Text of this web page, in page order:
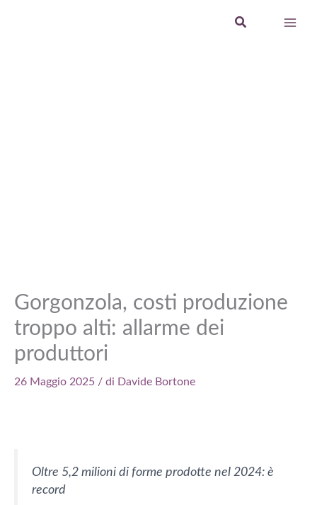
Cerca
Gorgonzola, costi produzione
troppo alti: allarme dei
produttori
26 Maggio 2025 / di Davide Bortone
Oltre 5,2 milioni di forme prodotte nel 2024: è
record